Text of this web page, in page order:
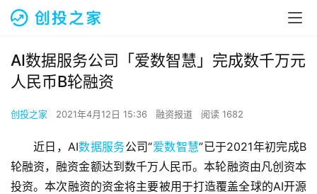
AI数据服务公司「爱数智慧」完成数千万元
人民币B轮融资
创投之家 2021年4月12日 15:36 融资报道 阅读 1682
近日，AI数据服务公司“爱数智慧”已于2021年初完成B
轮融资，融资金额达到数千万人民币。本轮融资由凡创资本
投资。本次融资的资金将主要被用于打造覆盖全球的AI开源